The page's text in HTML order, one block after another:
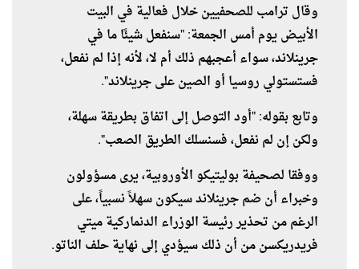
وقال ترامب للصحفيين خلال فعالية في البيت
الأبيض يوم أمس الجمعة: "سنفعل شيئًا ما في
جرينلاند، سواء أعجبهم ذلك أم لا، لأنه إذا لم نفعل،
فستستولي روسيا أو الصين على جرينلاند".
وتابع بقوله: "أود التوصل إلى اتفاق بطريقة سهلة،
ولكن إن لم نفعل، فسنسلك الطريق الصعب".
ووفقا لصحيفة بوليتيكو الأوروبية، يرى مسؤولون
وخبراء أن ضم جرينلاند سيكون سهلاً نسبياً، على
الرغم من تحذير رئيسة الوزراء الدنماركية ميتي
فريدريكسن من أن ذلك سيؤدي إلى نهاية حلف الناتو.